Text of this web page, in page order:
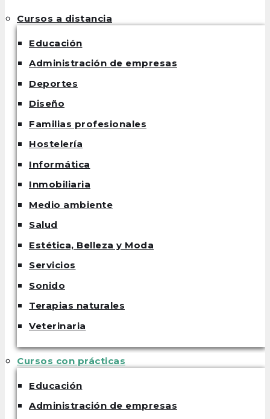
Cursos a distancia
Educación
Administración de empresas
Deportes
Diseño
Familias profesionales
Hostelería
Informática
Inmobiliaria
Medio ambiente
Salud
Estética, Belleza y Moda
Servicios
Sonido
Terapias naturales
Veterinaria
Cursos con prácticas
Educación
Administración de empresas